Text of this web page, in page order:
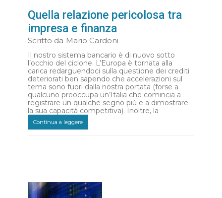
Quella relazione pericolosa tra
impresa e finanza
Scritto da Mario Cardoni
Il nostro sistema bancario è di nuovo sotto
l’occhio del ciclone. L’Europa è tornata alla
carica redarguendoci sulla questione dei crediti
deteriorati ben sapendo che accelerazioni sul
tema sono fuori dalla nostra portata (forse a
qualcuno preoccupa un’Italia che comincia a
registrare un qualche segno più e a dimostrare
la sua capacità competitiva). Inoltre, la
Continua a leggere